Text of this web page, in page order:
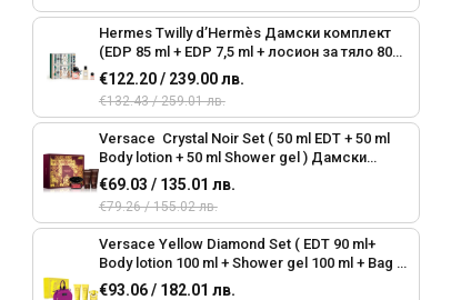
Hermes Twilly d’Hermès Дамски комплект
(EDP 85 ml + EDP 7,5 ml + лосион за тяло 80
ml)
€122.20 / 239.00 лв.
€132.43 / 259.01 лв.
Versace Crystal Noir Set ( 50 ml EDT + 50 ml
Body lotion + 50 ml Shower gel ) Дамски
подаръчен комплект
€69.03 / 135.01 лв.
€79.26 / 155.02 лв.
Versace Yellow Diamond Set ( EDТ 90 ml+
Body lotion 100 ml + Shower gel 100 ml + Bag )
Дамски подаръчен комплект
€93.06 / 182.01 лв.